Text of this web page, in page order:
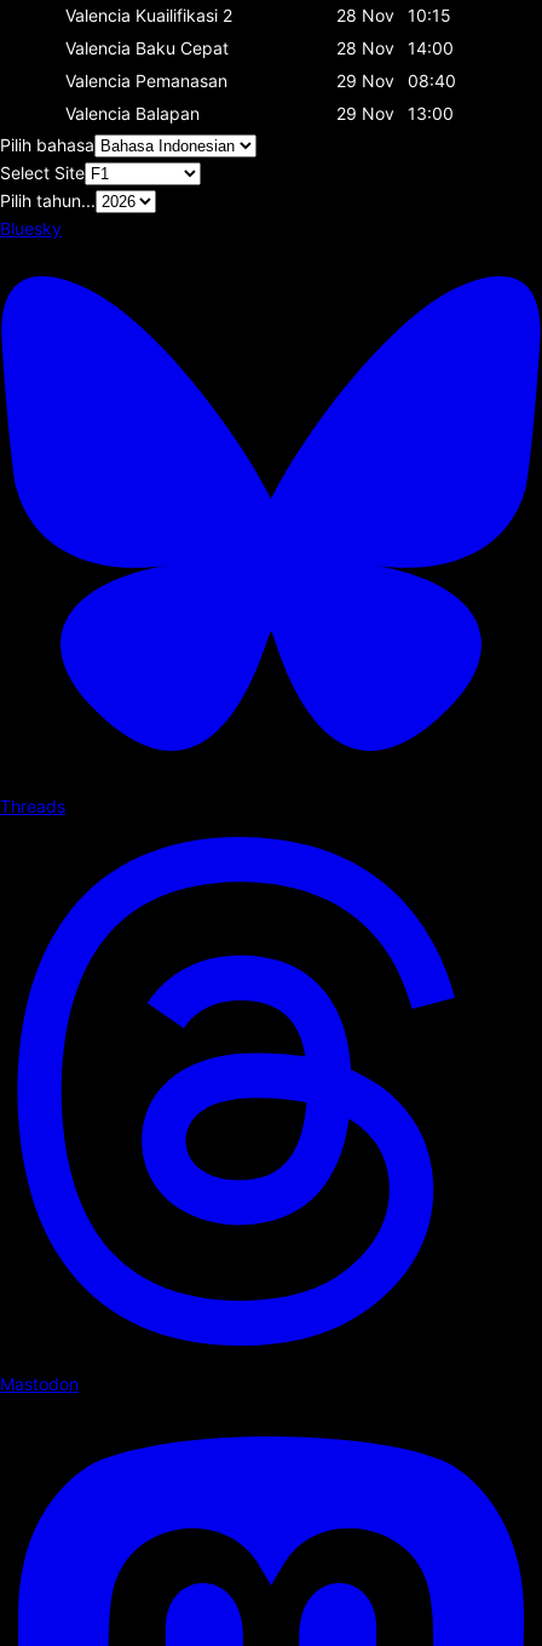
Valencia Kuailifikasi 2 28 Nov
10:15
Valencia Baku Cepat 28 Nov
14:00
Valencia Pemanasan 29 Nov
08:40
Valencia Balapan 29 Nov
13:00
Pilih bahasa
Select Site
Pilih tahun...
Bluesky
Threads
Mastodon